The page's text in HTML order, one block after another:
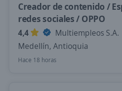
Creador de contenido /
redes sociales / OPPO
4,4
Multiempleos S.A.
Medellín, Antioquia
Hace 18 horas